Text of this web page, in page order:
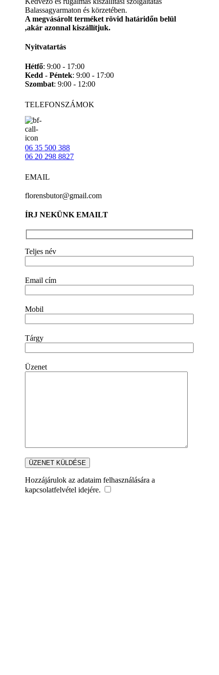
Balassagyarmaton és körzetében.
A megvásárolt terméket rövid határidőn belül
,akár azonnal kiszállítjuk.
Nyitvatartás
Hétfő: 9:00 - 17:00
Kedd-Péntek: 9:00 - 17:00
Szombat: 9:00 - 12:00
TELEFONSZÁMOK
06 35 500 388
06 20 298 8827
EMAIL
florensbutor@gmail.com
ÍRJ NEKÜNK EMAILT
Teljes név
Email cím
Mobil
Tárgy
Üzenet
Hozzájárulok az adataim felhasználására a
kapcsolatfelvétel idejére.